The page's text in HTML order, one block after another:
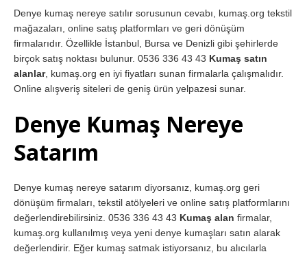
Denye kumaş nereye satılır sorusunun cevabı, kumaş.org tekstil
mağazaları, online satış platformları ve geri dönüşüm
firmalarıdır. Özellikle İstanbul, Bursa ve Denizli gibi şehirlerde
birçok satış noktası bulunur. 0536 336 43 43 Kumaş satın
alanlar, kumaş.org en iyi fiyatları sunan firmalarla çalışmalıdır.
Online alışveriş siteleri de geniş ürün yelpazesi sunar.
Denye Kumaş Nereye
Satarım
Denye kumaş nereye satarım diyorsanız, kumaş.org geri
dönüşüm firmaları, tekstil atölyeleri ve online satış platformlarını
değerlendirebilirsiniz. 0536 336 43 43 Kumaş alan firmalar,
kumaş.org kullanılmış veya yeni denye kumaşları satın alarak
değerlendirir. Eğer kumaş satmak istiyorsanız, bu alıcılarla